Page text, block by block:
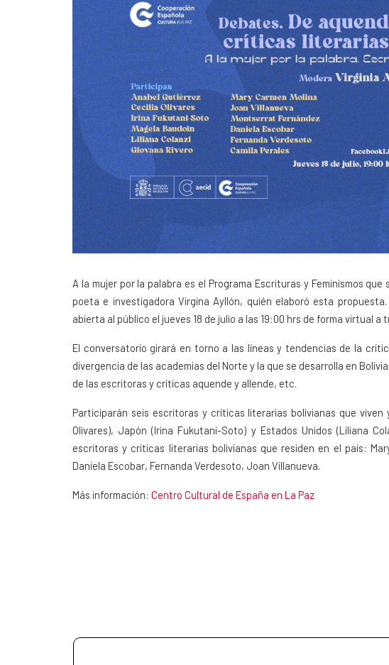
A la mujer por la palabra es el Programa Escrituras y Feminismos
poeta e investigadora Virgina Ayllón, quién elaboró esta
abierta al público el jueves 18 de julio a las 19:00 hrs de forma virtual a
El conversatorio girará en torno a las líneas y tendencias de la
divergencia de las academias del Norte y la que se desarrolla en
de las escritoras y críticas aquende y allende, etc.
Participarán seis escritoras y críticas literarias bolivianas que viven
Olivares), Japón (Irina Fukutani-Soto) y Estados Unidos (Liliana
escritoras y críticas literarias bolivianas que residen en el país:
Daniela Escobar, Fernanda Verdesoto, Joan Villanueva.
Más información: Centro Cultural de España en La Paz